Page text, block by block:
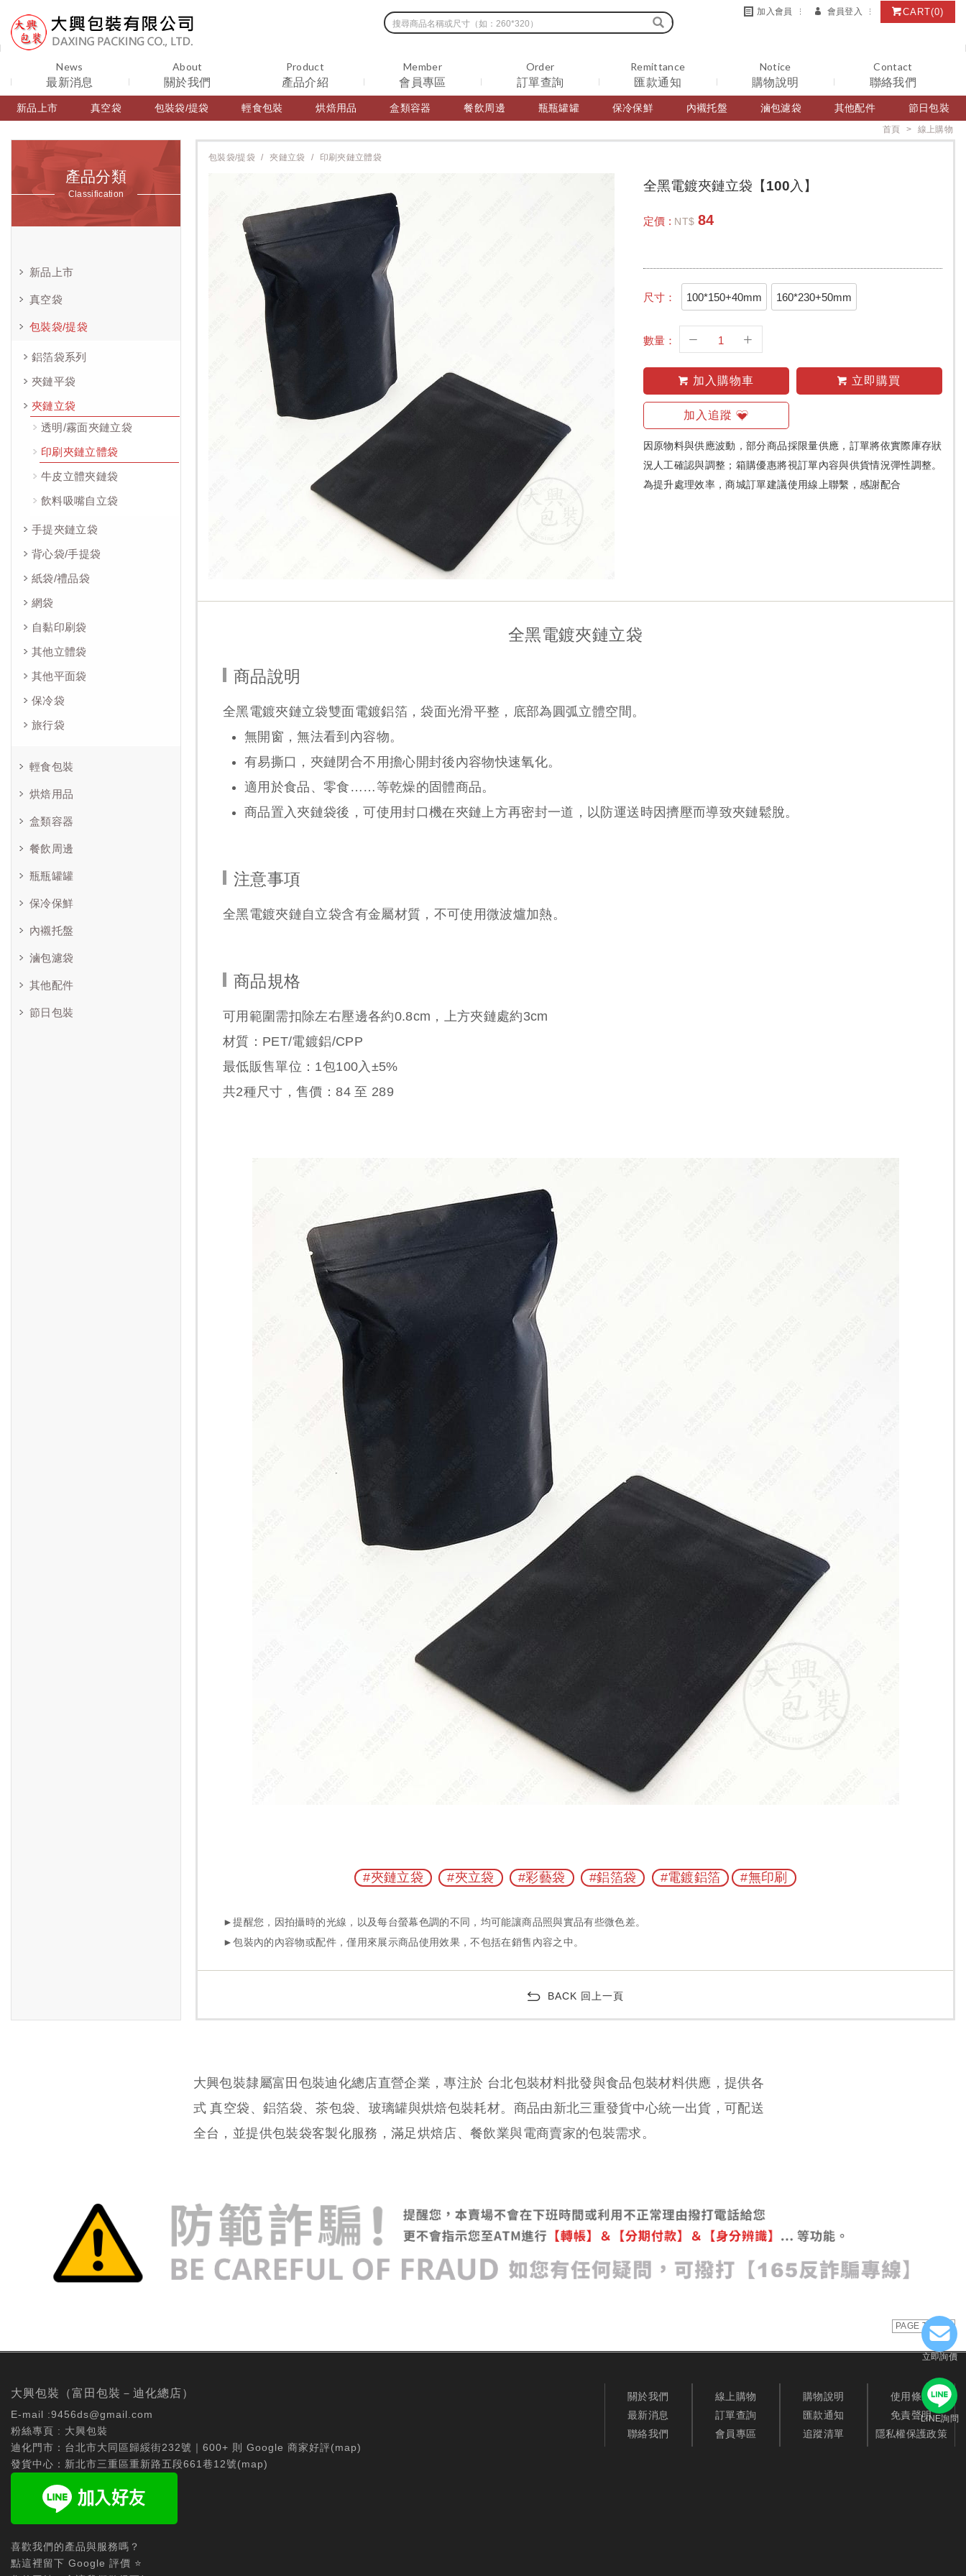
立即詢價
LINE詢問
加入會員 會員登入 CART(0)
News
最新消息
About
關於我們
Product
產品介紹
新品上市 真空袋 包裝袋/提袋 輕食包裝 烘焙用品 盒類容器 餐飲周邊 瓶瓶罐罐 保冷保鮮 內襯托盤 滷包濾袋 其他配件 節日包裝
Member
會員專區
Order
訂單查詢
Remittance
匯款通知
Notice
購物說明
Contact
聯絡我們
產品分類
Classification
新品上市
真空袋
包裝袋/提袋
鋁箔袋系列
夾鏈平袋
夾鏈立袋
透明/霧面夾鏈立袋
印刷夾鏈立體袋
牛皮立體夾鏈袋
飲料吸嘴自立袋
手提夾鏈立袋
背心袋/手提袋
紙袋/禮品袋
網袋
自黏印刷袋
其他立體袋
其他平面袋
保冷袋
旅行袋
輕食包裝
烘焙用品
盒類容器
餐飲周邊
瓶瓶罐罐
保冷保鮮
內襯托盤
滷包濾袋
其他配件
節日包裝
首頁 線上購物
包裝袋/提袋 夾鏈立袋 印刷夾鏈立體袋
全黑電鍍夾鏈立袋【100入】
定價 : NT$ 84
尺寸： 100*150+40mm 160*230+50mm
數量：
加入購物車 立即購買
加入追蹤
因原物料與供應波動，部分商品採限量供應，訂單將依實際庫存狀
況人工確認與調整；箱購優惠將視訂單內容與供貨情況彈性調整。
為提升處理效率，商城訂單建議使用線上聯繫，感謝配合
全黑電鍍夾鏈立袋
商品說明
全黑電鍍夾鏈立袋雙面電鍍鋁箔，袋面光滑平整，底部為圓弧立體空間。
無開窗，無法看到內容物。
有易撕口，夾鏈閉合不用擔心開封後內容物快速氧化。
適用於食品、零食……等乾燥的固體商品。
商品置入夾鏈袋後，可使用封口機在夾鏈上方再密封一道，以防運送時因擠壓而導致夾鏈鬆脫。
注意事項
全黑電鍍夾鏈自立袋含有金屬材質，不可使用微波爐加熱。
商品規格
可用範圍需扣除左右壓邊各約0.8cm，上方夾鏈處約3cm
材質：PET/電鍍鋁/CPP
最低販售單位：1包100入±5%
共2種尺寸，售價：84至 289
#夾鏈立袋 #夾立袋 #彩藝袋 #鋁箔袋 #電鍍鋁箔 #無印刷
BACK 回上一頁
大興包裝隸屬富田包裝迪化總店直營企業，專注於 台北包裝材料批發與食品包裝材料供應，提供各
式 真空袋、鋁箔袋、茶包袋、玻璃罐與烘焙包裝耗材。商品由新北三重發貨中心統一出貨，可配送
全台，並提供包裝袋客製化服務，滿足烘焙店、餐飲業與電商賣家的包裝需求。
PAGE TOP
大興包裝（富田包裝－迪化總店）
E-mail :9456ds@gmail.com
粉絲專頁 : 大興包裝
迪化門市：台北市大同區歸綏街232號｜600+ 則 Google 商家好評(map)
發貨中心：新北市三重區重新路五段661巷12號(map)
喜歡我們的產品與服務嗎？
點這裡留下 Google 評價 ⭐
關於我們
最新消息
聯絡我們
線上購物
訂單查詢
會員專區
購物說明
匯款通知
追蹤清單
使用條款
免責聲明
隱私權保護政策